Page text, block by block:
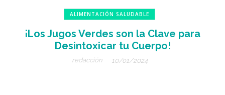
ALIMENTACIÓN SALUDABLE
¡Los Jugos Verdes son la Clave para
Desintoxicar tu Cuerpo!
redacción 10/01/2024